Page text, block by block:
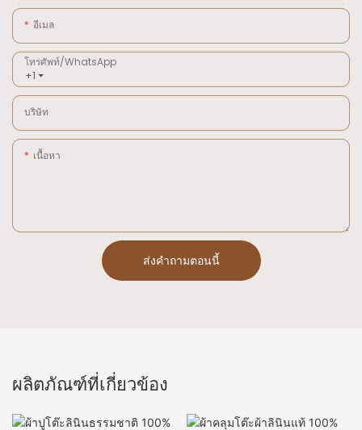
อีเมล
+1
โทรศัพท์/WhatsApp
บริษัท
เนื้อหา
ส่งคำถามตอนนี้
ผลิตภัณฑ์ที่เกี่ยวข้อง